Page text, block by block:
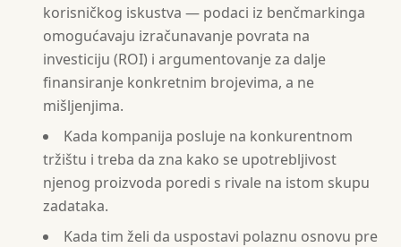
korisničkog iskustva — podaci iz benčmarkinga
omogućavaju izračunavanje povrata na
investiciju (ROI) i argumentovanje za dalje
finansiranje konkretnim brojevima, a ne
mišljenjima.
Kada kompanija posluje na konkurentnom
tržištu i treba da zna kako se upotrebljivost
njenog proizvoda poredi s rivale na istom skupu
zadataka.
Kada tim želi da uspostavi polaznu osnovu pre